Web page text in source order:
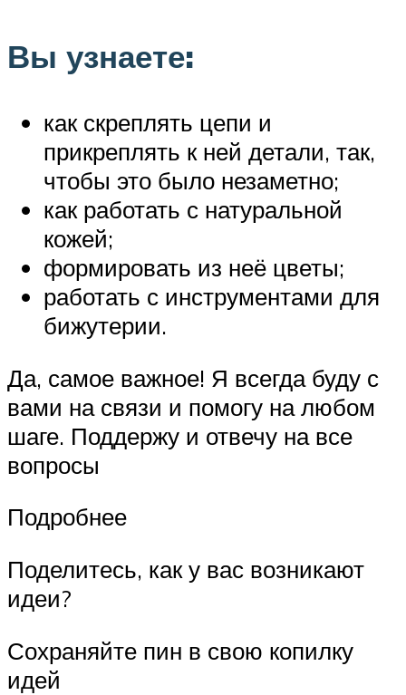
Вы узнаете:
как скреплять цепи и
прикреплять к ней детали, так,
чтобы это было незаметно;
как работать с натуральной
кожей;
формировать из неё цветы;
работать с инструментами для
бижутерии.
Да, самое важное! Я всегда буду с
вами на связи и помогу на любом
шаге. Поддержу и отвечу на все
вопросы
Подробнее
Поделитесь, как у вас возникают
идеи?
Сохраняйте пин в свою копилку
идей